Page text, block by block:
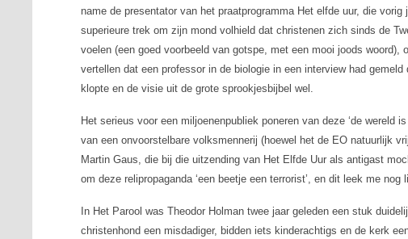
name de presentator van het praatprogramma Het elfde uur, die
superieure trek om zijn mond volhield dat christenen zich sinds de
voelen (een goed voorbeeld van gotspe, met een mooi joods woord),
vertellen dat een professor in de biologie in een interview had
klopte en de visie uit de grote sprookjesbijbel wel.
Het serieus voor een miljoenenpubliek poneren van deze ‘de wereld
van een onvoorstelbare volksmennerij (hoewel het de EO natuurlijk
Martin Gaus, die bij die uitzending van Het Elfde Uur als antigast
om deze relipropaganda ‘een beetje een terrorist’, en dit leek me nog
In Het Parool was Theodor Holman twee jaar geleden een stuk
christenhond een misdadiger, bidden iets kinderachtigs en de kerk